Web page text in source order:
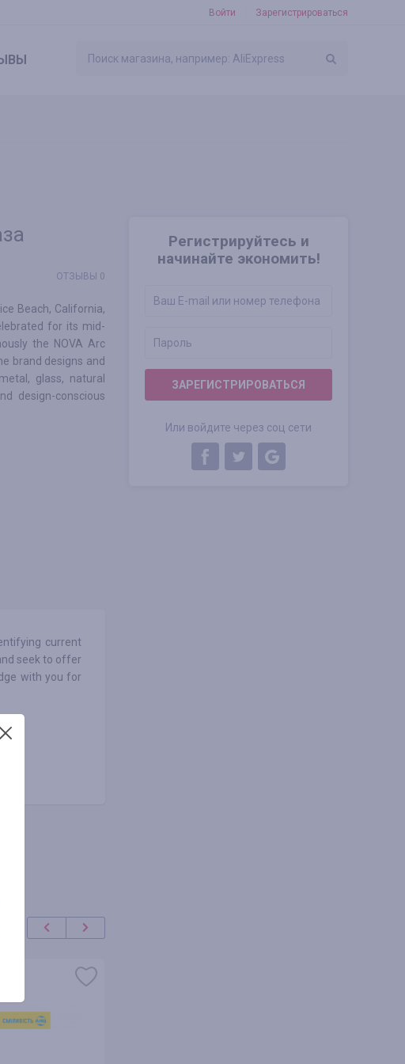
Войти Зарегистрироваться
Регистрируйтесь и
начинайте экономить!
ЗАРЕГИСТРИРОВАТЬСЯ
Или войдите через соц сети
ОТЗЫВЫ 0
Beach, California,
for its mid-
the NOVA Arc
brand designs and
glass, natural
design-conscious
current
seek to offer
with you for